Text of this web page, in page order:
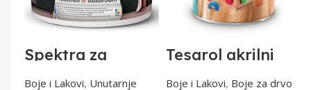
Spektra za
kuhinje i
kupaonice 5lit
Boje i Lakovi, Unutarnje
Tesarol akrilni
lak bb sjajni 0,75l
Boje i Lakovi, Boje za drvo